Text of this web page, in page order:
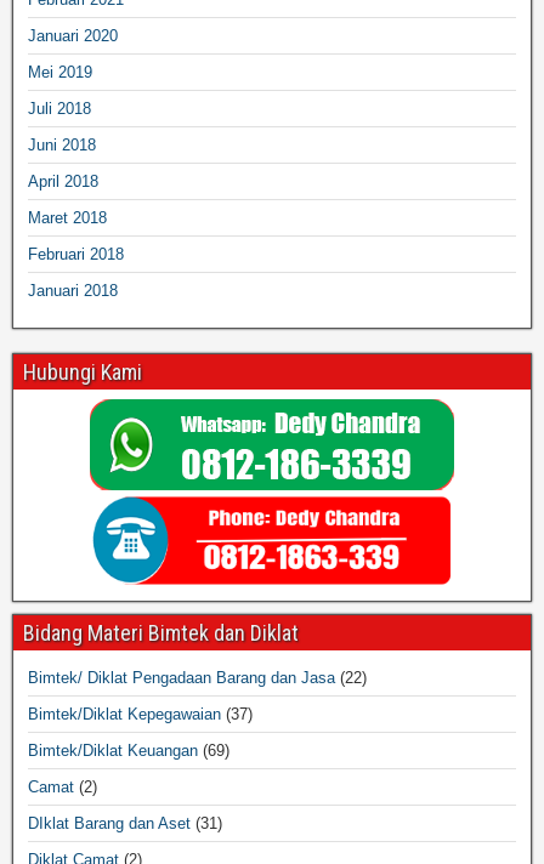
Januari 2020
Mei 2019
Juli 2018
Juni 2018
April 2018
Maret 2018
Februari 2018
Januari 2018
Hubungi Kami
Bidang Materi Bimtek dan Diklat
Bimtek/ Diklat Pengadaan Barang dan Jasa(22)
Bimtek/Diklat Kepegawaian (37)
Bimtek/Diklat Keuangan (69)
Camat (2)
DIklat Barang dan Aset (31)
Diklat Camat (2)